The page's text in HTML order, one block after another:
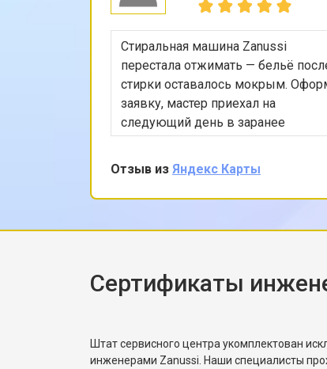
Стиральная машина Zanussi
перестала отжимать — бельё
стирки оставалось мокрым.
заявку, мастер приехал на
следующий день в заранее
согласованное время. Проверил
насос, режимы программы, снял
заднюю панель и показал, что
ремень частично порвался и
лишних разговоров, после чего
убедился, что вращение барабана
корректное. Рассказал, как
разбалансировка.
Отзыв из Яндекс Карты
Сертификаты
Штат сервисного центра укомплектован
инженерами Zanussi. Наши специалисты